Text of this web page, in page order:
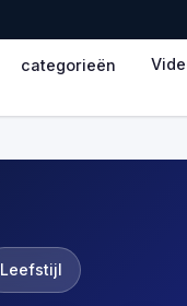
categorieën
Leefstijl